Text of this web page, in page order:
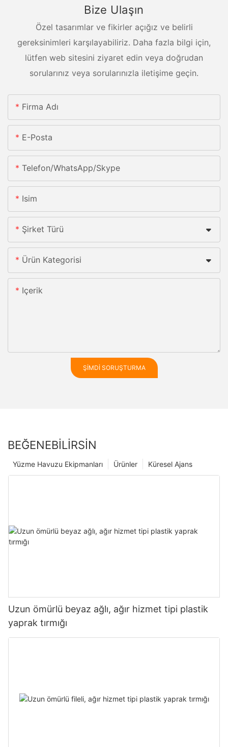
Bize Ulaşın
Özel tasarımlar ve fikirler açığız ve belirli
gereksinimleri karşılayabiliriz. Daha fazla bilgi için,
lütfen web sitesini ziyaret edin veya doğrudan
sorularınız veya sorularınızla iletişime geçin.
Firma Adı
E-Posta
Telefon/whatsApp/skype
Isim
Şirket Türü
Ürün Kategorisi
Içerik
ŞIMDI SORUŞTURMA
BEĞENEBILIRSIN
Küresel Ajans
Ürünler
Yüzme Havuzu Ekipmanları
Uzun ömürlü beyaz ağlı, ağır hizmet tipi plastik
yaprak tırmığı